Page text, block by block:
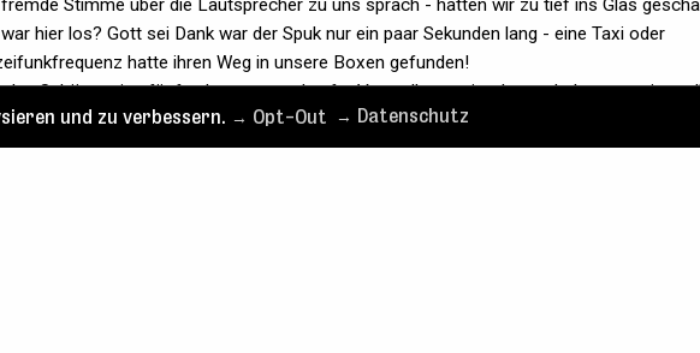
und zu verbessern. → Opt-Out → Datenschutz
Stimme über die Lautsprecher zu uns sprach - hatten wir zu tief ins Glas
hier los? Gott sei Dank war der Spuk nur ein paar Sekunden lang - eine Taxi oder
hatte ihren Weg in unsere Boxen gefunden!
das Schönste ist: fünf nahezu ausverkaufte Vorstellungen im Januar haben uns eine
beschert und wir bedanken uns für viel Applaus und fröhliche eierlikörverklebte
sich die Kollegen wieder in alle Winde auf der Suche nach neuen Abenteuern.